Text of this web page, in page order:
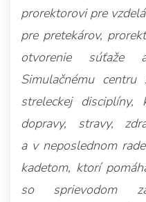
prorektorovi pre
pre pretekárov,
otvorenie súťaže
Simulačnému
streleckej disciplíny,
dopravy, stravy,
a v neposlednom
kadetom, ktorí
so sprievodom